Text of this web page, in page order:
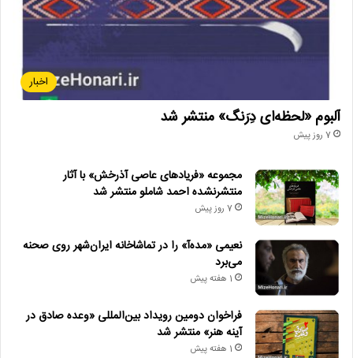
تحلیل_فرهنگی
خانه_تئاتر
سیاستگذاری_فرهنگی
سیدمهدی موسوی
هنرهای_نمایشی
وزارت_ارشاد
یک یادداشت
اخبار
آلبوم «لحظه‌ای دِرَنگ» منتشر شد
7 روز پیش
مجموعه «فریادهای عاصی آذرخش» با آثار
منتشرنشده احمد شاملو منتشر شد
7 روز پیش
نعیمی «مده‌آ» را در تماشاخانه ایران‌شهر روی صحنه
می‌برد
1 هفته پیش
فراخوان دومین رویداد بین‌المللی «وعده صادق در
آینه هنر» منتشر شد
1 هفته پیش